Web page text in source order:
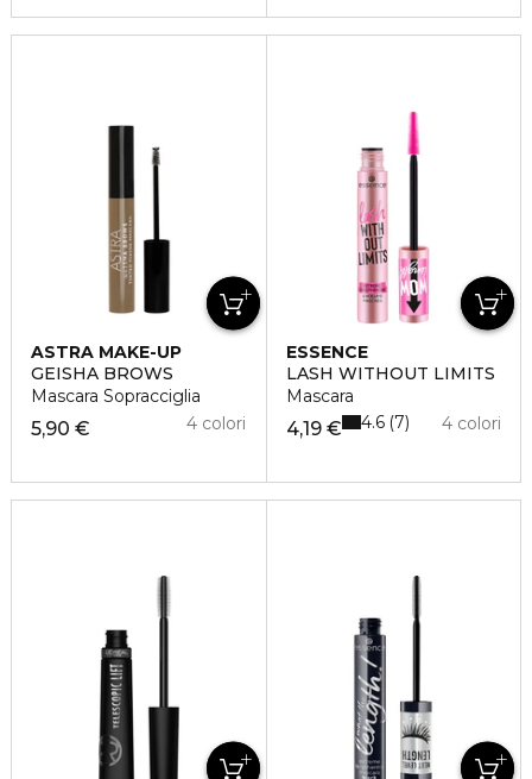
ASTRA MAKE-UP
GEISHA BROWS
Mascara Sopracciglia
5,90 € 4 colori
ESSENCE
LASH WITHOUT LIMITS
Mascara
4,19 € 4 colori
4.6 7